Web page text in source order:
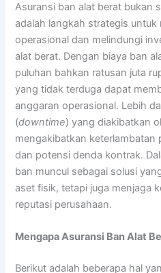
Asuransi ban alat berat bukan
adalah langkah strategis
operasional dan melindungi
alat berat. Dengan biaya ban
puluhan bahkan ratusan juta
yang tidak terduga dapat
anggaran operasional. Lebih
(downtime) yang diakibatkan
mengakibatkan keterlambatan
dan potensi denda kontrak.
ban muncul sebagai solusi
aset fisik, tetapi juga menjaga
reputasi perusahaan.
Mengapa Asuransi Ban Alat
Berikut adalah beberapa hal